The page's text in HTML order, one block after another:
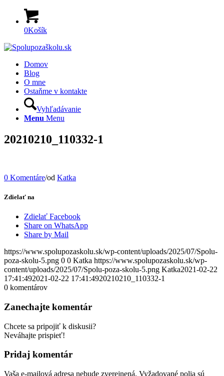
0Košík
Domov
Blog
O mne
Ostaňme v kontakte
Vyhľadávanie
Menu Menu
20210210_110332-1
0 Komentáre/od Katka
Zdielať na
Zdielať Facebook
Share on WhatsApp
Share by Mail
https://www.spolupozaskolu.sk/wp-content/uploads/2025/07/Spolu-
poza-skolu-5.png 0 0 Katka https://www.spolupozaskolu.sk/wp-
content/uploads/2025/07/Spolu-poza-skolu-5.png Katka2021-02-22
17:41:492021-02-22 17:41:4920210210_110332-1
0 komentárov
Zanechajte komentár
Chcete sa pripojiť k diskusii?
Neváhajte prispieť!
Pridaj komentár
Vaša e-mailová adresa nebude zverejnená. Vyžadované polia sú